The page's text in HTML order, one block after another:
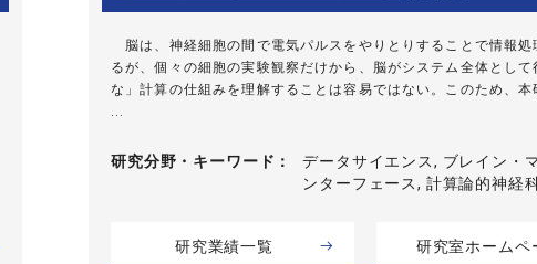
脳は、神経細胞の間で電気パルスをやりとりすることで情報処
るが、個々の細胞の実験観察だけから、脳がシステム全体として
な」計算の仕組みを理解することは容易ではない。このため、本
研究分野・ キーワード
データサイエンス, ブレイン・
ンターフェース, 計算論的神経
研究業績一覧 研究室ホームペ